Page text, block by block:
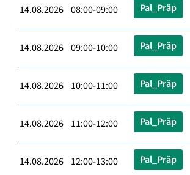
14.08.2026 08:00-09:00 Pal_Präp
14.08.2026 09:00-10:00 Pal_Präp
14.08.2026 10:00-11:00 Pal_Präp
14.08.2026 11:00-12:00 Pal_Präp
14.08.2026 12:00-13:00 Pal_Präp